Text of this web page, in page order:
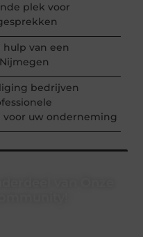
plek voor
hulp van een
bedrijven
uw onderneming